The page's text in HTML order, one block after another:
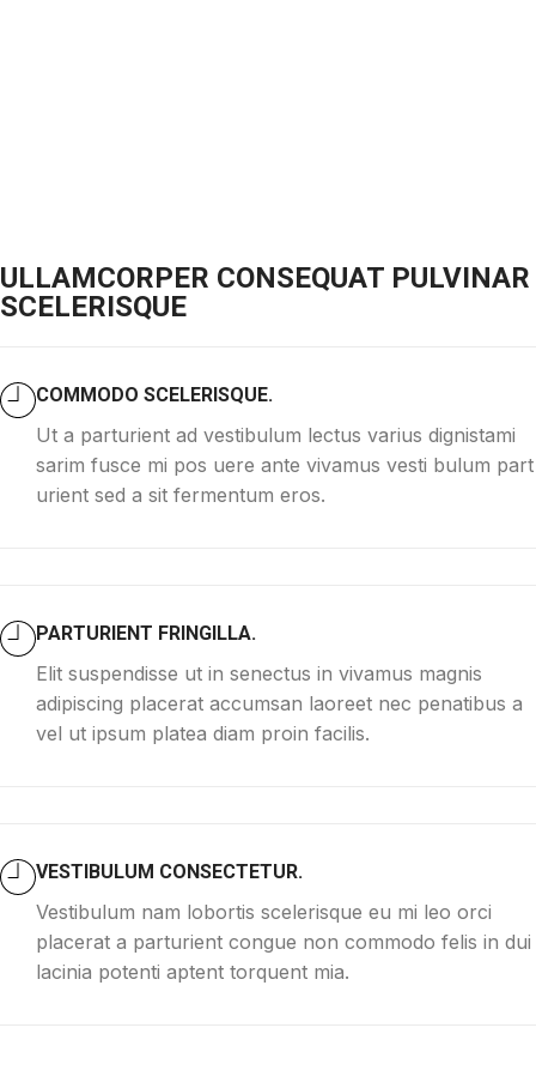
ULLAMCORPER CONSEQUAT PULVINAR
SCELERISQUE
COMMODO SCELERISQUE.
Ut a parturient ad vestibulum lectus varius dignistami
sarim fusce mi pos uere ante vivamus vesti bulum part
urient sed a sit fermentum eros.
PARTURIENT FRINGILLA.
Elit suspendisse ut in senectus in vivamus magnis
adipiscing placerat accumsan laoreet nec penatibus a
vel ut ipsum platea diam proin facilis.
VESTIBULUM CONSECTETUR.
Vestibulum nam lobortis scelerisque eu mi leo orci
placerat a parturient congue non commodo felis in dui
lacinia potenti aptent torquent mia.